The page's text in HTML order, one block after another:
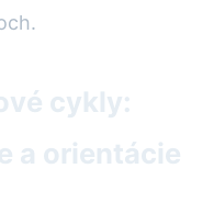
cykly:
a orientácie